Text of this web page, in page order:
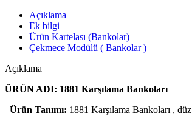
Açıklama
Ek bilgi
Ürün Kartelası (Bankolar)
Çekmece Modülü ( Bankolar )
Açıklama
ÜRÜN ADI: 1881 Karşılama Bankoları
Ürün Tanımı: 1881 Karşılama Bankoları ,